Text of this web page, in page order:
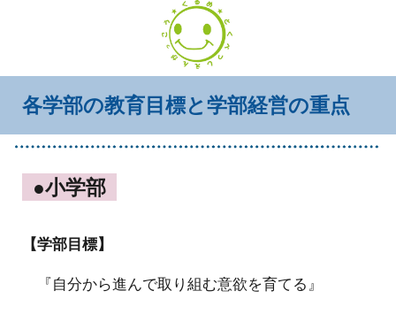
各学部の教育目標と学部経営の重点
●小学部
【学部目標】
『自分から進んで取り組む意欲を育てる』